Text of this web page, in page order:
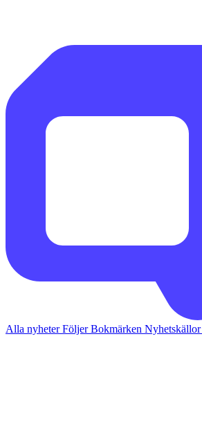
Alla nyheterFöljerBokmärken Nyhetskällor